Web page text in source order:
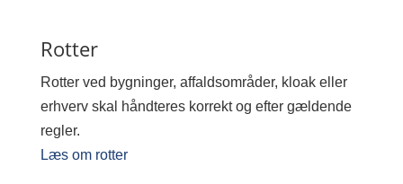
Rotter
Rotter ved bygninger, affaldsområder, kloak eller
erhverv skal håndteres korrekt og efter gældende
regler.
Læs om rotter